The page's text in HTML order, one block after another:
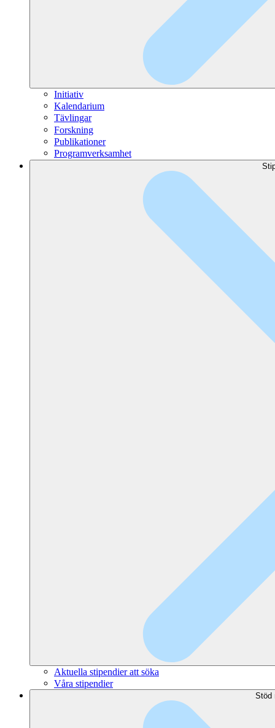
Initiativ
Kalendarium
Tävlingar
Forskning
Publikationer
Programverksamhet
Aktuella stipendier att söka
Våra stipendier
Stöd